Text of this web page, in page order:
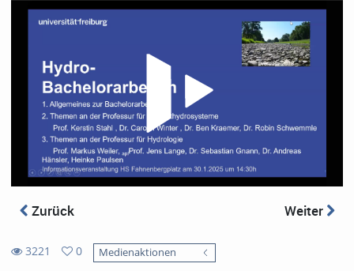
Zurück Weiter
3221
0
Medienaktionen